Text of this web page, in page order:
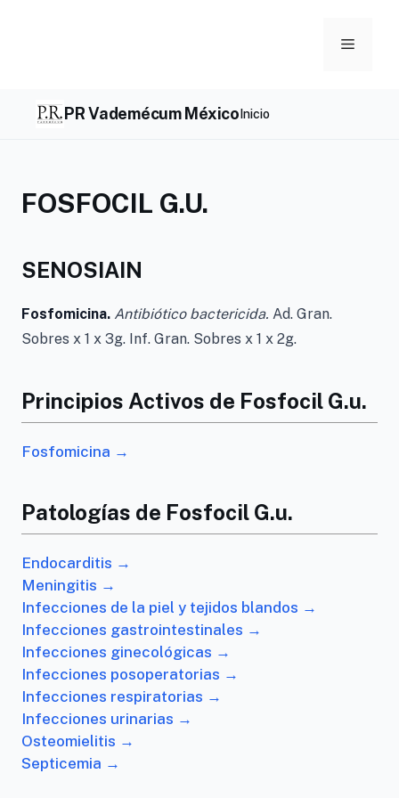
Menu
PR Vademécum MéxicoInicio
FOSFOCIL G.U.
SENOSIAIN
Fosfomicina. Antibiótico bactericida. Ad. Gran.
Sobres x 1 x 3g. Inf. Gran. Sobres x 1 x 2g.
Principios Activos de Fosfocil G.u.
Fosfomicina →
Patologías de Fosfocil G.u.
Endocarditis →
Meningitis →
Infecciones de la piel y tejidos blandos →
Infecciones gastrointestinales →
Infecciones ginecológicas →
Infecciones posoperatorias →
Infecciones respiratorias →
Infecciones urinarias →
Osteomielitis →
Septicemia →